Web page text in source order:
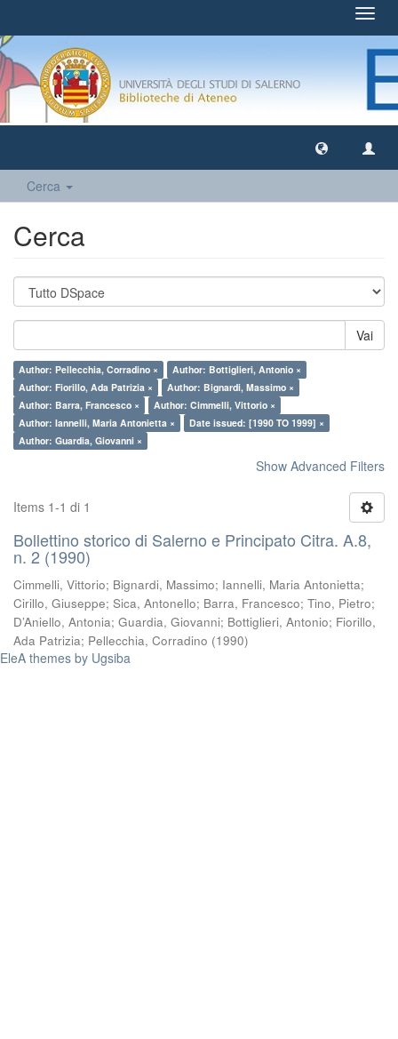
Cerca
Cerca
Vai
Author: Pellecchia, Corradino ×
Author: Bottiglieri, Antonio ×
Author: Fiorillo, Ada Patrizia ×
Author: Bignardi, Massimo ×
Author: Barra, Francesco ×
Author: Cimmelli, Vittorio ×
Author: Iannelli, Maria Antonietta ×
Date issued: [1990 TO 1999] ×
Author: Guardia, Giovanni ×
Show Advanced Filters
Items 1-1 di 1
Bollettino storico di Salerno e Principato Citra. A.8,
n. 2 (1990)
Cimmelli, Vittorio; Bignardi, Massimo; Iannelli, Maria Antonietta;
Cirillo, Giuseppe; Sica, Antonello; Barra, Francesco; Tino, Pietro;
D’Aniello, Antonia; Guardia, Giovanni; Bottiglieri, Antonio; Fiorillo,
Ada Patrizia; Pellecchia, Corradino (1990)
EleA themes by Ugsiba